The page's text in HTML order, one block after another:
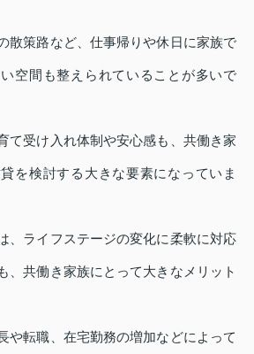
散策路など、仕事帰りや休日に家族で
空間も整えられていることが多いで
て受け入れ体制や安心感も、共働き家
を検討する大きな要素になっていま
、ライフステージの変化に柔軟に対応
、共働き家族にとって大きなメリット
や転職、在宅勤務の増加などによって